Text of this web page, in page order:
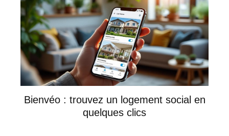
Bienvéo : trouvez un logement social en
quelques clics